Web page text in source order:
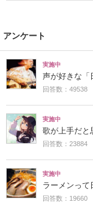
アンケート
実施中
声が好きな「
回答数：49538
実施中
歌が上手だと
回答数：23884
実施中
ラーメンって
回答数：19660